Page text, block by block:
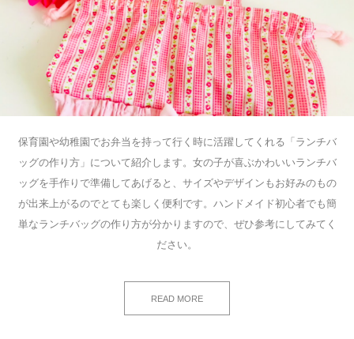
保育園や幼稚園でお弁当を持って行く時に活躍してくれる「ランチバ
ッグの作り方」について紹介します。女の子が喜ぶかわいいランチバ
ッグを手作りで準備してあげると、サイズやデザインもお好みのもの
が出来上がるのでとても楽しく便利です。ハンドメイド初心者でも簡
単なランチバッグの作り方が分かりますので、ぜひ参考にしてみてく
ださい。
READ MORE